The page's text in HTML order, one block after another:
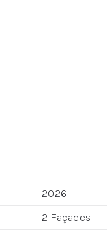
2026
2 Façades